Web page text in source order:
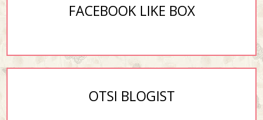
FACEBOOK LIKE BOX
OTSI BLOGIST